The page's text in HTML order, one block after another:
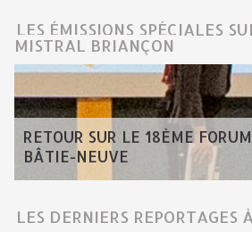
LES ÉMISSIONS SPÉCIALES
MISTRAL BRIANÇON
RETOUR SUR LE 18ÈME
BÂTIE-NEUVE
LES DERNIERS REPORTAGES